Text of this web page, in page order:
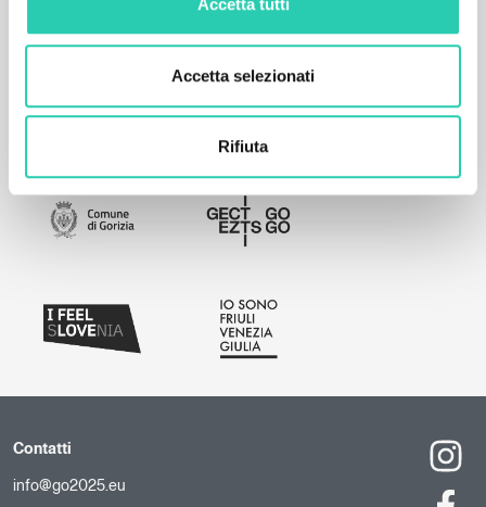
Accetta tutti
Accetta selezionati
Rifiuta
Contatti
info@go2025.eu